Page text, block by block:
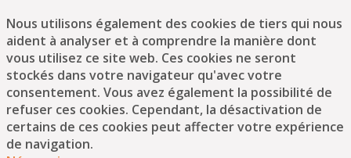
Nous utilisons également des cookies de tiers qui nous
aident à analyser et à comprendre la manière dont
vous utilisez ce site web. Ces cookies ne seront
stockés dans votre navigateur qu'avec votre
consentement. Vous avez également la possibilité de
refuser ces cookies. Cependant, la désactivation de
certains de ces cookies peut affecter votre expérience
de navigation.